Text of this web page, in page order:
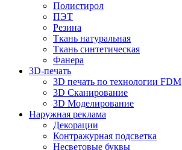
Полистирол
ПЭТ
Резина
Ткань натуральная
Ткань синтетическая
Фанера
3D-печать
3D печать по технологии FDM
3D Сканирование
3D Моделирование
Наружная реклама
Декорации
Контражурная подсветка
Несветовые буквы